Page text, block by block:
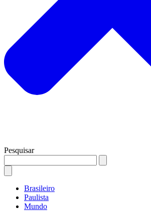
Pesquisar
Brasileiro
Paulista
Mundo